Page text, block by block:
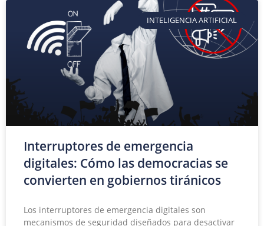
INTELIGENCIA ARTIFICIAL
Interruptores de emergencia
digitales: Cómo las democracias se
convierten en gobiernos tiránicos
Los interruptores de emergencia digitales son
mecanismos de seguridad diseñados para desactivar